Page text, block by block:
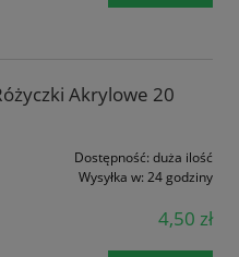
Akrylowe 20
Dostępność: duża ilość
Wysyłka w: 24 godziny
4,50 zł